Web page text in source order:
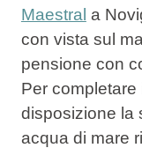
Maestral a
con vista sul
pensione con
Per
disposizione la
acqua di mare